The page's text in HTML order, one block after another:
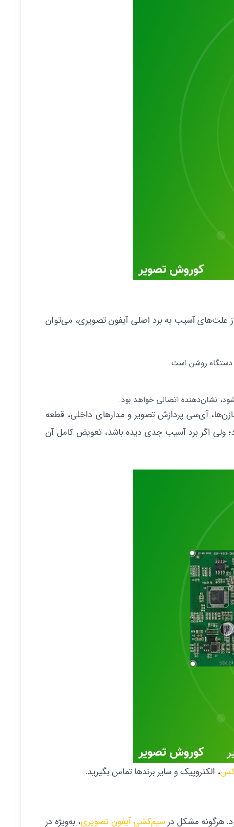
علت‌های آسیب به برد اصلی آیفون تصویری، می‌توان
دستگاه روشن است.
نشان‌دهنده اتصالی خواهد بود.
آی‌سی پردازش تصویر و مدارهای داخلی، قطعه
ولی اگر برد آسیب جدی دیده باشد، تعویض کامل آن
، الکتروپیک و سایر برند‌ها تماس بگیرید.
هرگونه مشکل درسیم‌کشی آیفون تصویری، به‌ویژه در